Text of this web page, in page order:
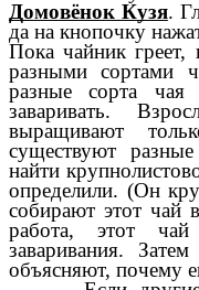
Домовёнок Кузя.
да на кнопочку
Пока чайник греет,
разными сортами
разные сорта
заваривать.
выращивают
существуют
найти
определили. (Он
собирают этот чай
работа, этот чай
заваривания.
объясняют, почему